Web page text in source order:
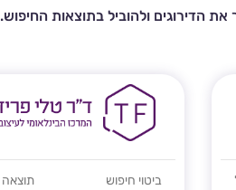
הדירוגים ולהוביל בתוצאות
ביטוי חיפוש תוצאה